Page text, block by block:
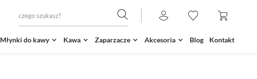
Młynki do kawy Kawa Zaparzacze Akcesoria Blog Kontakt